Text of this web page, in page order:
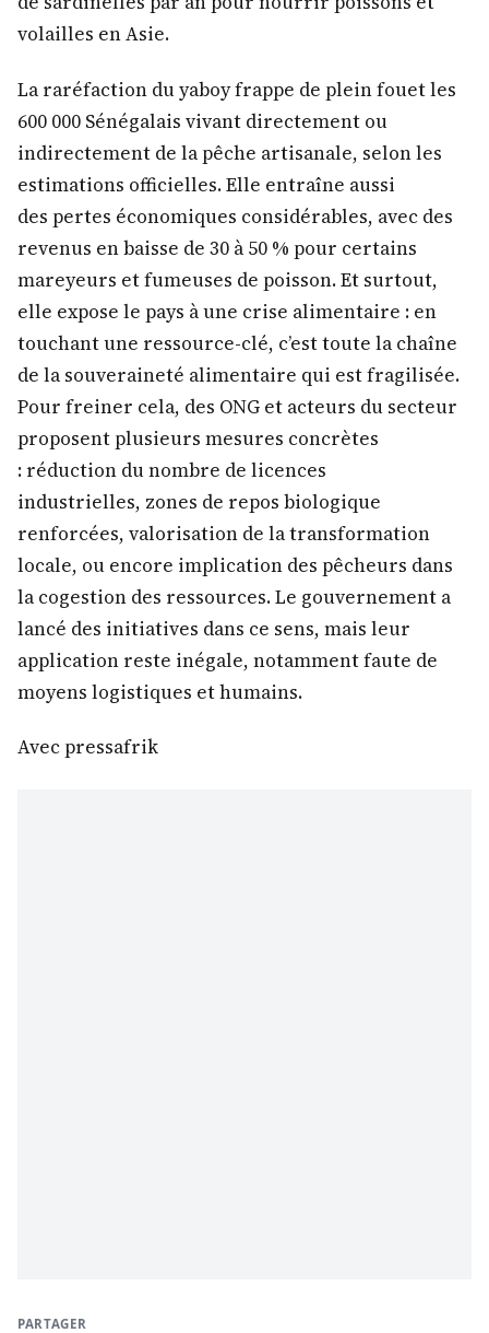
volailles en Asie.
La raréfaction du yaboy frappe de plein fouet les
600 000 Sénégalais vivant directement ou
indirectement de la pêche artisanale, selon les
estimations officielles. Elle entraîne aussi
des pertes économiques considérables, avec des
revenus en baisse de 30 à 50 % pour certains
mareyeurs et fumeuses de poisson. Et surtout,
elle expose le pays à une crise alimentaire : en
touchant une ressource-clé, c’est toute la chaîne
de la souveraineté alimentaire qui est fragilisée.
Pour freiner cela, des ONG et acteurs du secteur
proposent plusieurs mesures concrètes
: réduction du nombre de licences
industrielles, zones de repos biologique
renforcées, valorisation de la transformation
locale, ou encore implication des pêcheurs dans
la cogestion des ressources. Le gouvernement a
lancé des initiatives dans ce sens, mais leur
application reste inégale, notamment faute de
moyens logistiques et humains.
Avec pressafrik
PARTAGER